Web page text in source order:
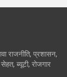
राजनीति, प्रशासन,
ब्यूटी, रोजगार